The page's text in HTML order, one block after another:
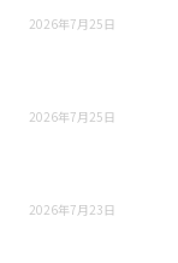
2026年7月25日
2026年7月25日
2026年7月23日